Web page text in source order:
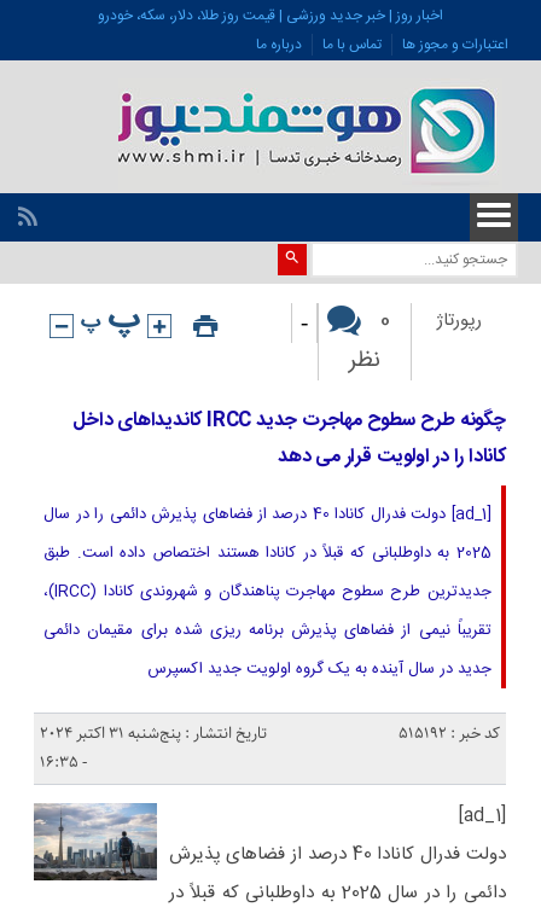
اخبار روز | خبر جدید ورزشی | قیمت روز طلا، دلار، سکه، خودرو
اعتبارات و مجوز ها
تماس با ما درباره ما
رپورتاژ
0
نظر
-
چگونه طرح سطوح مهاجرت جدید IRCC کاندیداهای داخل
کانادا را در اولویت قرار می دهد
[ad_1] دولت فدرال کانادا 40 درصد از فضاهای پذیرش دائمی را در سال
2025 به داوطلبانی که قبلاً در کانادا هستند اختصاص داده است. طبق
جدیدترین طرح سطوح مهاجرت پناهندگان و شهروندی کانادا (IRCC)،
تقریباً نیمی از فضاهای پذیرش برنامه ریزی شده برای مقیمان دائمی
جدید در سال آینده به یک گروه اولویت جدید اکسپرس
کد خبر : 515192
تاریخ انتشار : پنج‌شنبه 31 اکتبر 2024
- 16:35
[ad_1]
دولت فدرال کانادا 40 درصد از فضاهای پذیرش
دائمی را در سال 2025 به داوطلبانی که قبلاً در